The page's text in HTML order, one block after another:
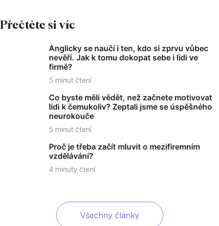
Přečtěte si víc
Anglicky se naučí i ten, kdo si zprvu vůbec
nevěří. Jak k tomu dokopat sebe i lidi ve
firmě?
5 minut čtení
Co byste měli vědět, než začnete motivovat
lidi k čemukoliv? Zeptali jsme se úspěšného
neurokouče
5 minut čtení
Proč je třeba začít mluvit o mezifiremním
vzdělávání?
4 minuty čtení
Všechny články